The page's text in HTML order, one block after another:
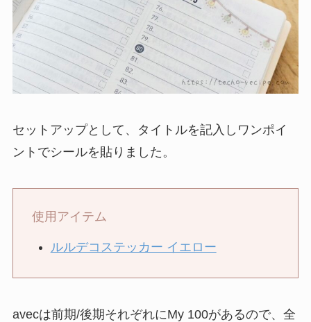
セットアップとして、タイトルを記入しワンポイ
ントでシールを貼りました。
使用アイテム
ルルデコステッカー イエロー
avecは前期/後期それぞれにMy 100があるので、全